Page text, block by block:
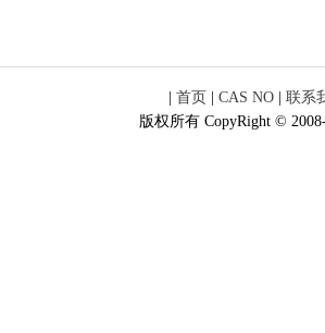
首页 CAS NO
联系
版权所有 CopyRight ©